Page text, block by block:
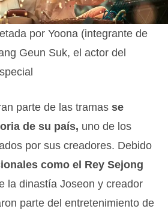
por Yoona (integrante de
Geun Suk, el actor del
parte de las tramas se
de su país, uno de los
por sus creadores. Debido
como el Rey Sejong
la dinastía Joseon y creador
parte del entretenimiento de